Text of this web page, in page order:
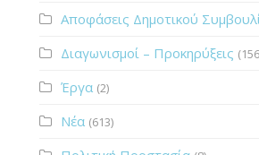
Αποφάσεις Δημοτικού
Διαγωνισμοί – Προκηρύξεις
Έργα (2)
Νέα (613)